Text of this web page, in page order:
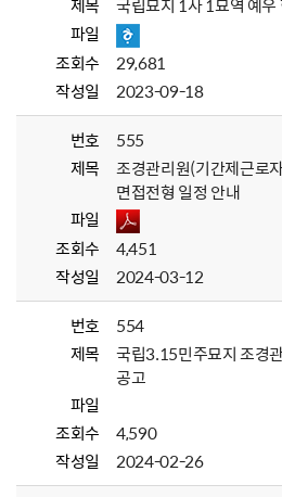
제목
국립묘지 1사 1묘역 예우
파일
조회수
29,681
작성일
2023-09-18
번호
555
제목
조경관리원(기간제근로
면접전형 일정 안내
파일
조회수
4,451
작성일
2024-03-12
번호
554
제목
국립3.15민주묘지 조경
공고
파일
조회수
4,590
작성일
2024-02-26